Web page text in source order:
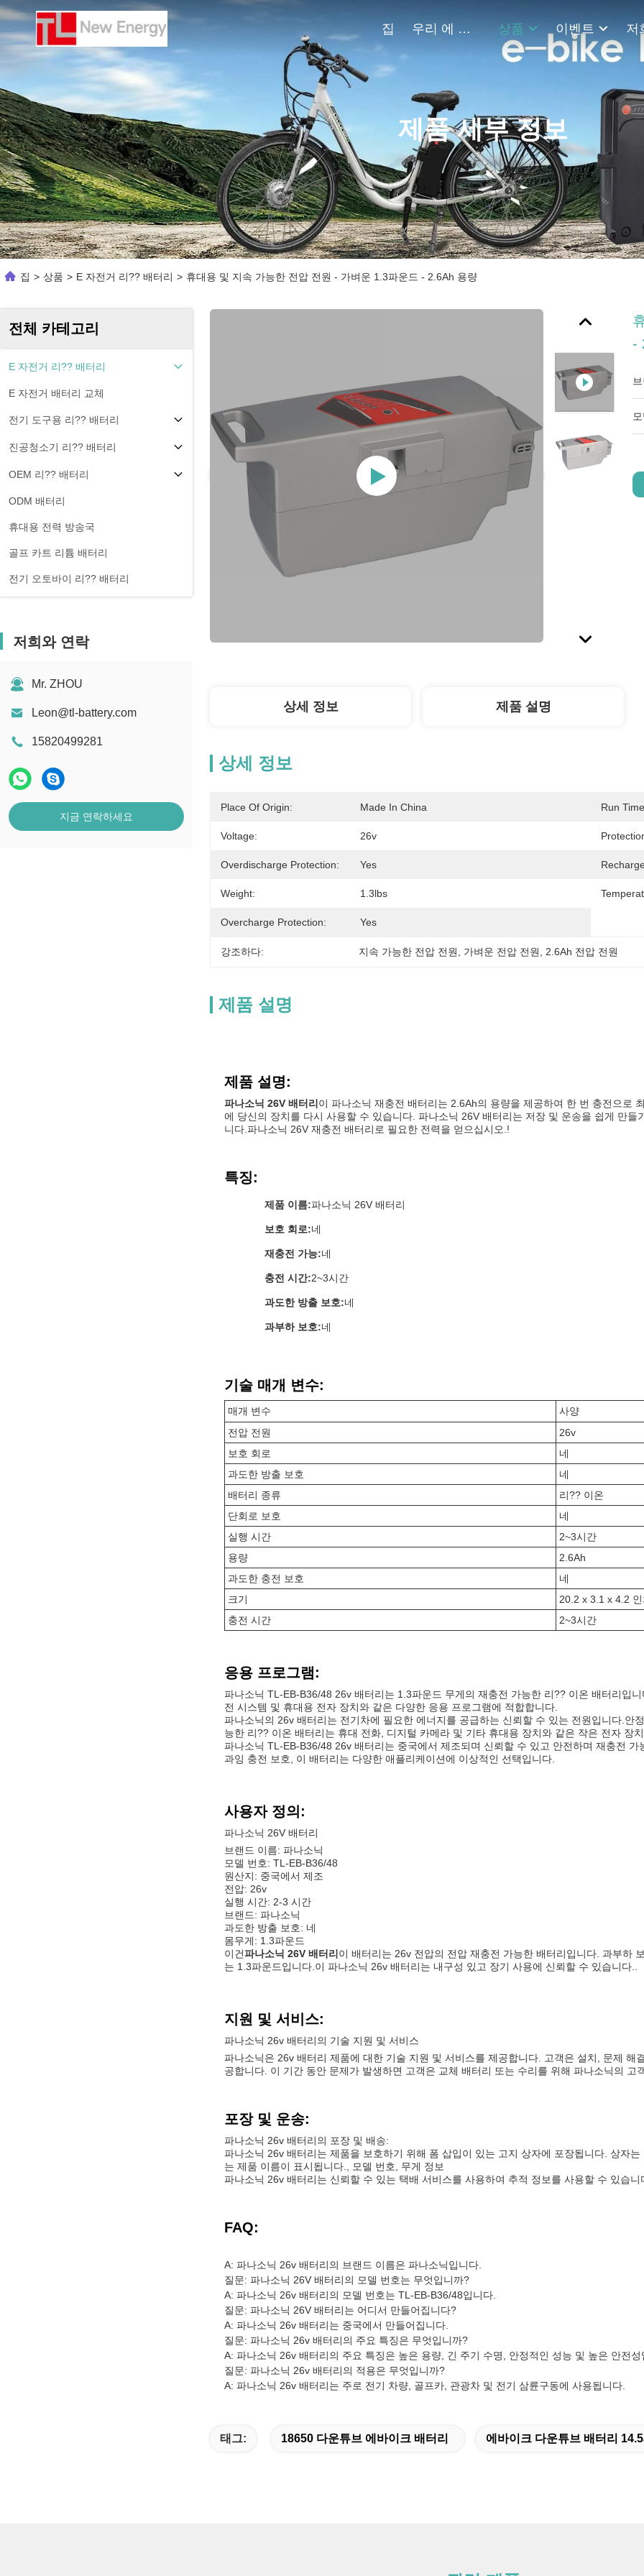
집 우리 에 관한 것 상품 이벤트 저
제품 세부 정보
집 > 상품 > E 자전거 리?? 배터리 > 휴대용 및 지속 가능한 전압 전원 - 가벼운 1.3파운드 - 2.6Ah 용량
전체 카테고리
E 자전거 리?? 배터리
E 자전거 배터리 교체
전기 도구용 리?? 배터리
진공청소기 리?? 배터리
OEM 리?? 배터리
ODM 배터리
휴대용 전력 방송국
골프 카트 리튬 배터리
전기 오토바이 리?? 배터리
저희와 연락
Mr. ZHOU
Leon@tl-battery.com
15820499281
지금 연락하세요
-
상세 정보 제품 설명
상세 정보
Place Of Origin: Made In China Run
Voltage: 26v
Overdischarge Protection: Yes
Weight: 1.3lbs
Overcharge Protection: Yes
강조하다: 지속 가능한 전압 전원 가벼운 전압 전원 2.6Ah 전압 전원
제품 설명
제품 설명:
파나소닉 26V 배터리 이 파나소닉 재충전 배터리는 2.6Ah의 용량을 제공하여 한 번 충전으로
에 당신의 장치를 다시 사용할 수 있습니다. 파나소닉 26V 배터리는 저장 및 운송을 쉽게 만
니다.파나소닉 26V 재충전 배터리로 필요한 전력을 얻으십시오.!
특징:
제품 이름:파나소닉 26V 배터리
보호 회로:네
재충전 가능:네
충전 시간:2~3시간
과도한 방출 보호:네
과부하 보호:네
기술 매개 변수:
매개 변수
사양
전압 전원
26v
보호 회로
네
과도한 방출 보호
네
배터리 종류
리?? 이온
단회로 보호
네
실행 시간
2~3시간
용량
2.6Ah
과도한 충전 보호
네
크기
20.2 x 3.1 x 4.2
충전 시간
2~3시간
응용 프로그램:
파나소닉 TL-EB-B36/48 26v 배터리는 1.3파운드 무게의 재충전 가능한 리?? 이온 배터리입
전 시스템 및 휴대용 전자 장치와 같은 다양한 응용 프로그램에 적합합니다.
파나소닉의 26v 배터리는 전기차에 필요한 에너지를 공급하는 신뢰할 수 있는 전원입니다.안
능한 리?? 이온 배터리는 휴대 전화, 디지털 카메라 및 기타 휴대용 장치와 같은 작은 전자 장
파나소닉 TL-EB-B36/48 26v 배터리는 중국에서 제조되며 신뢰할 수 있고 안전하며 재충전
과잉 충전 보호, 이 배터리는 다양한 애플리케이션에 이상적인 선택입니다.
사용자 정의:
파나소닉 26V 배터리
브랜드 이름: 파나소닉
모델 번호: TL-EB-B36/48
원산지: 중국에서 제조
전압: 26v
실행 시간: 2-3 시간
브랜드: 파나소닉
과도한 방출 보호: 네
몸무게: 1.3파운드
이건파나소닉 26V 배터리 이 배터리는 26v 전압의 전압 재충전 가능한 배터리입니다. 과부하
는 1.3파운드입니다.이 파나소닉 26v 배터리는 내구성 있고 장기 사용에 신뢰할 수 있습니다..
지원 및 서비스:
파나소닉 26v 배터리의 기술 지원 및 서비스
파나소닉은 26v 배터리 제품에 대한 기술 지원 및 서비스를 제공합니다. 고객은 설치, 문제
공합니다. 이 기간 동안 문제가 발생하면 고객은 교체 배터리 또는 수리를 위해 파나소닉의 고
포장 및 운송:
파나소닉 26v 배터리의 포장 및 배송:
파나소닉 26v 배터리는 제품을 보호하기 위해 폼 삽입이 있는 고지 상자에 포장됩니다. 상자
는 제품 이름이 표시됩니다., 모델 번호, 무게 정보
파나소닉 26v 배터리는 신뢰할 수 있는 택배 서비스를 사용하여 추적 정보를 사용할 수 있습
FAQ:
A: 파나소닉 26v 배터리의 브랜드 이름은 파나소닉입니다.
질문: 파나소닉 26V 배터리의 모델 번호는 무엇입니까?
A: 파나소닉 26v 배터리의 모델 번호는 TL-EB-B36/48입니다.
질문: 파나소닉 26V 배터리는 어디서 만들어집니다?
A: 파나소닉 26v 배터리는 중국에서 만들어집니다.
질문: 파나소닉 26v 배터리의 주요 특징은 무엇입니까?
A: 파나소닉 26v 배터리의 주요 특징은 높은 용량, 긴 주기 수명, 안정적인 성능 및 높은 안전성
질문: 파나소닉 26v 배터리의 적용은 무엇입니까?
A: 파나소닉 26v 배터리는 주로 전기 차량, 골프카, 관광차 및 전기 삼륜구동에 사용됩니다.
태그: 18650 다운튜브 에바이크 배터리 에바이크 다운튜브 배터리